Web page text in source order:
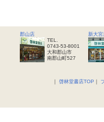
郡山店
TEL.
0743-53-8001
大和郡山市
南郡山町527
新大宮
｜ 啓林堂書店TOP ｜